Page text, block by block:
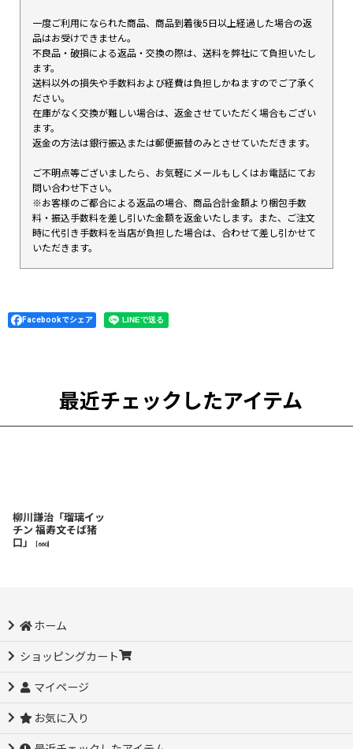
一度ご利用になられた商品、商品到着後5日以上経過した場合の返
品はお受けできません。
不良品・破損による返品・交換の際は、送料を弊社にて負担いたし
ます。
送料以外の損失や手数料および経費は負担しかねますのでご了承く
ださい。
在庫がなく交換が難しい場合は、返金させていただく場合もござい
ます。
返金の方法は銀行振込または郵便振替のみとさせていただきます。
ご不明点等ございましたら、お気軽にメールもしくはお電話にてお
問い合わせ下さい。
※お客様のご都合による返品の場合、商品合計金額より梱包手数
料・振込手数料を差し引いた金額を返金いたします。また、ご注文
時に代引き手数料を当店が負担した場合は、合わせて差し引かせて
いただきます。
Facebookでシェア
最近チェックしたアイテム
柳川謙治「瑠璃イッ
チン 福寿文そば猪
口」
660]
ホーム
ショッピングカート
マイページ
お気に入り